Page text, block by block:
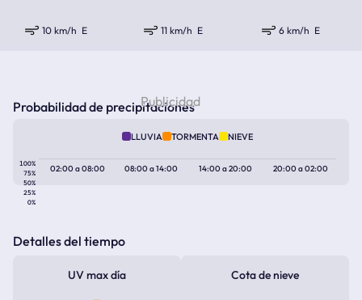
10 km/h E 11 km/h E 6 km/h E
Probabilidad de precipitaciones
LLUVIA TORMENTA NIEVE
100%
75%
50%
25%
0%
02:00a08:00 08:00a14:00 14:00a20:00 20:00a02:00
Detalles del tiempo
UV max día Cota de nieve